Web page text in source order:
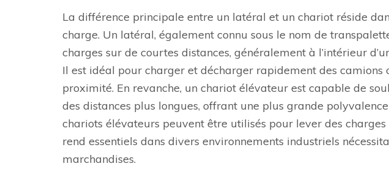
La différence principale entre un latéral et un chariot réside
charge. Un latéral, également connu sous le nom de
charges sur de courtes distances, généralement à l’intérieur
Il est idéal pour charger et décharger rapidement des camions
proximité. En revanche, un chariot élévateur est capable de
des distances plus longues, offrant une plus grande
chariots élévateurs peuvent être utilisés pour lever des
rend essentiels dans divers environnements industriels
marchandises.